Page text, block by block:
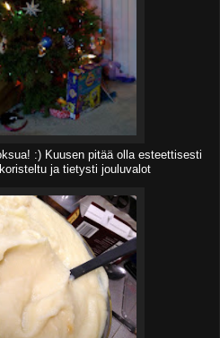
:) Kuusen pitää olla esteettisesti
ja tietysti jouluvalot